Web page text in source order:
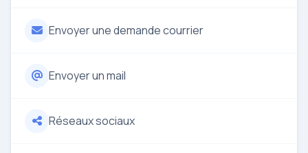
Envoyer une demande courrier
Envoyer un mail
Réseaux sociaux